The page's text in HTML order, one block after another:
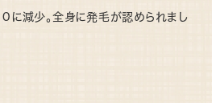
減少。全身に発毛が認められまし